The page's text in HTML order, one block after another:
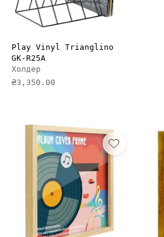
ДОДАТИ В КОШИК
Play Vinyl Trianglino
GK-R25A
Холдер
₴3,350.00